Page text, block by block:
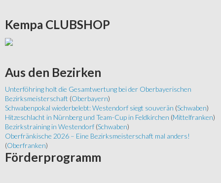
Kempa CLUBSHOP
Aus den Bezirken
Unterföhring holt die Gesamtwertung bei der Oberbayerischen
Bezirksmeisterschaft (Oberbayern)
Schwabenpokal wiederbelebt: Westendorf siegt souverän (Schwaben)
Hitzeschlacht in Nürnberg und Team-Cup in Feldkirchen (Mittelfranken)
Bezirkstraining in Westendorf (Schwaben)
Oberfränkische 2026 – Eine Bezirksmeisterschaft mal anders!
(Oberfranken)
Förderprogramm